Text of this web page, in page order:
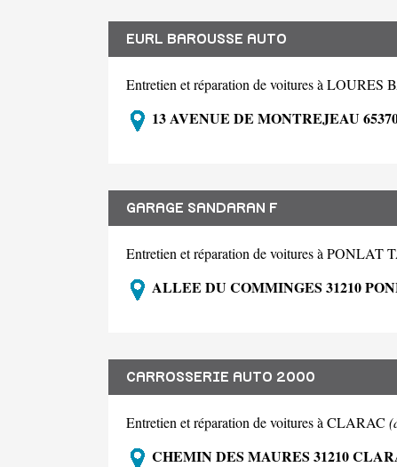
EURL BAROUSSE AUTO
Entretien et réparation de voitures à LOURES
13 AVENUE DE MONTREJEAU
GARAGE SANDARAN F
Entretien et réparation de voitures à PONLAT
ALLEE DU COMMINGES 31210
CARROSSERIE AUTO 2000
Entretien et réparation de voitures à CLARAC
CHEMIN DES MAURES 31210